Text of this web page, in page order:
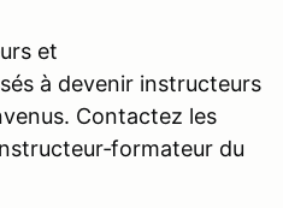
et
à devenir instructeurs
Contactez les
du